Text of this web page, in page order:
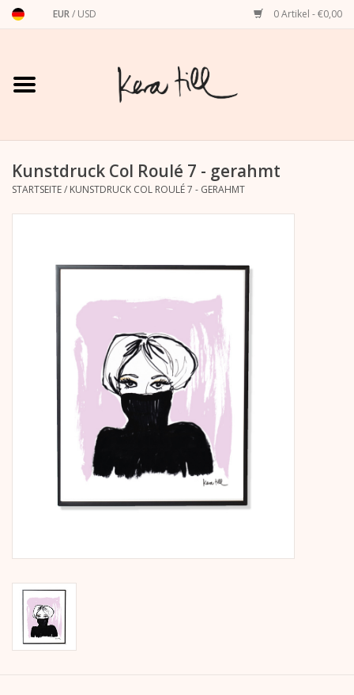
EUR/ USD 0 Artikel - €0,00
Startseite
Art Prints
Weihnachten
Kera Till X THERESIENTHAL
Kera Till X GMEINER
Kunstdruck Col Roulé 7 - gerahmt
STARTSEITE/ KUNSTDRUCK COL ROULÉ 7 - GERAHMT